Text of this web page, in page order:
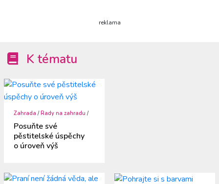
reklama
K tématu
Zahrada /Rady na zahradu /
Posuňte své
pěstitelské úspěchy
o úroveň výš